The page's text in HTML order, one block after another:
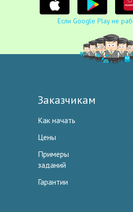
Если Google Play не
Заказчикам
Как начать
Цены
Примеры
заданий
Гарантии